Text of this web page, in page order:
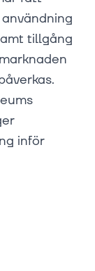
tillgång
inför